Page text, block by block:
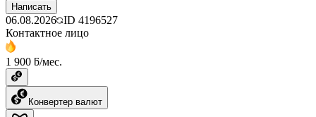
Написать
06.08.2026 ID 4196527
Контактное лицо
1 900 ƃ/мес.
Конвертер валют